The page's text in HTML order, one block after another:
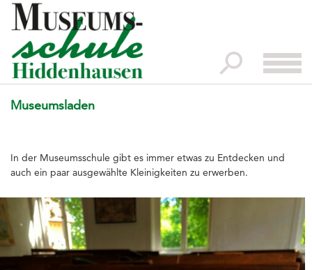
Startseite
Impressionen
Verein
Kotten
Museumsladen
Trauungen
Museumsladen
In der Museumsschule gibt es immer etwas zu Entdecken und
auch ein paar ausgewählte Kleinigkeiten zu erwerben.